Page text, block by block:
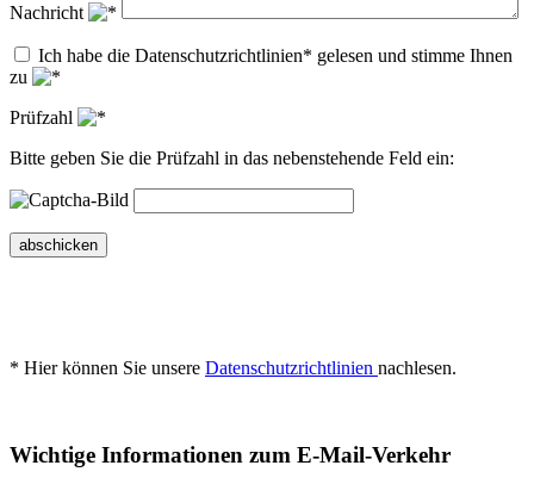
Nachricht
Ich habe die Datenschutzrichtlinien* gelesen und stimme Ihnen
zu
Prüfzahl
Bitte geben Sie die Prüfzahl in das nebenstehende Feld ein:
abschicken
* Hier können Sie unsere Datenschutzrichtlinien nachlesen.
Wichtige Informationen zum E-Mail-Verkehr